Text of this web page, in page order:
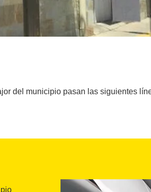
del municipio pasan las siguientes